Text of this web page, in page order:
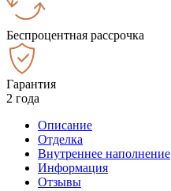
Беспроцентная рассрочка
Гарантия
2 года
Описание
Отделка
Внутреннее наполнение
Информация
Отзывы